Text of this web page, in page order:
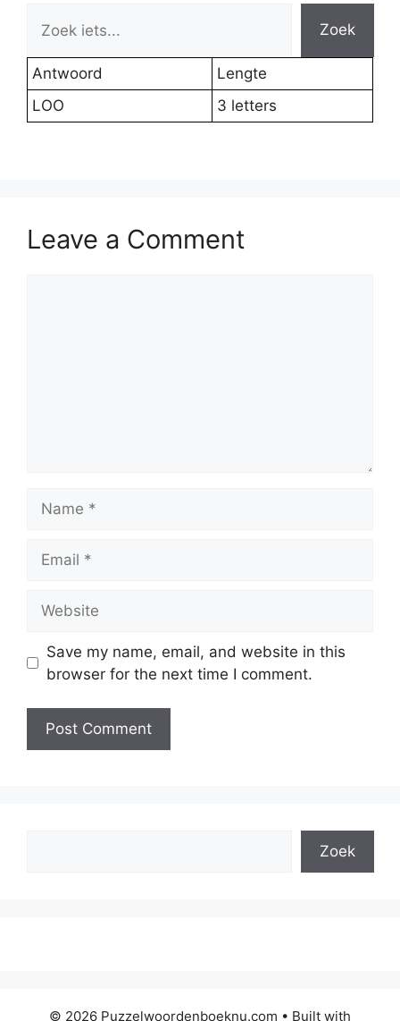
Zoek
Antwoord
Lengte
LOO
3 letters
Leave a Comment
Save my name, email, and website in this
browser for the next time I comment.
Zoek
© 2026 Puzzelwoordenboeknu.com • Built with